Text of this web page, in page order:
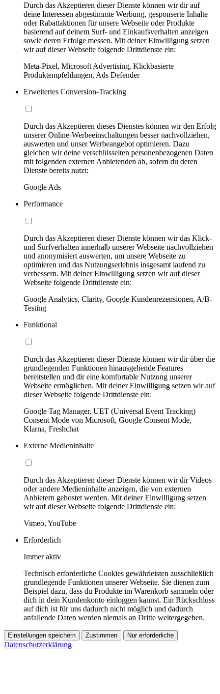
Durch das Akzeptieren dieser Dienste können wir dir auf
deine Interessen abgestimmte Werbung, gesponserte Inhalte
oder Rabattaktionen für unsere Webseite oder Produkte
basierend auf deinem Surf- und Einkaufsverhalten anzeigen
sowie deren Erfolge messen. Mit deiner Einwilligung setzen
wir auf dieser Webseite folgende Drittdienste ein:
Meta-Pixel, Microsoft Advertising, Klickbasierte
Produktempfehlungen, Ads Defender
Erweitertes Conversion-Tracking
Durch das Akzeptieren dieses Dienstes können wir den Erfolg
unserer Online-Werbeeinschaltungen besser nachvollziehen,
auswerten und unser Werbeangebot optimieren. Dazu
gleichen wir deine verschlüsselten personenbezogenen Daten
mit folgenden externen Anbietenden ab, sofern du deren
Dienste bereits nutzt:
Google Ads
Performance
Durch das Akzeptieren dieser Dienste können wir das Klick-
und Surfverhalten innerhalb unserer Webseite nachvollziehen
und anonymisiert auswerten, um unsere Webseite zu
optimieren und das Nutzungserlebnis insgesamt laufend zu
verbessern. Mit deiner Einwilligung setzen wir auf dieser
Webseite folgende Drittdienste ein:
Google Analytics, Clarity, Google Kundenrezensionen, A/B-
Testing
Funktional
Durch das Akzeptieren dieser Dienste können wir dir über die
grundlegenden Funktionen hinausgehende Features
bereitstellen und dir eine komfortable Nutzung unserer
Webseite ermöglichen. Mit deiner Einwilligung setzen wir auf
dieser Webseite folgende Drittdienste ein:
Google Tag Manager, UET (Universal Event Tracking)
Consent Mode von Microsoft, Google Consent Mode,
Klarna, Freshchat
Externe Medieninhalte
Durch das Akzeptieren dieser Dienste können wir dir Videos
oder andere Medieninhalte anzeigen, die von externen
Anbietern gehostet werden. Mit deiner Einwilligung setzen
wir auf dieser Webseite folgende Drittdienste ein:
Vimeo, YouTube
Erforderlich
Immer aktiv
Technisch erforderliche Cookies gewährleisten ausschließlich
grundlegende Funktionen unserer Webseite. Sie dienen zum
Beispiel dazu, dass du Produkte im Warenkorb sammeln oder
dich in dein Kundenkonto einloggen kannst. Ein Rückschluss
auf dich ist für uns dadurch nicht möglich und dadurch
anfallende Daten werden niemals an Dritte weitergegeben.
Einstellungen speichern Zustimmen Nur erforderliche
Datenschutzerklärung